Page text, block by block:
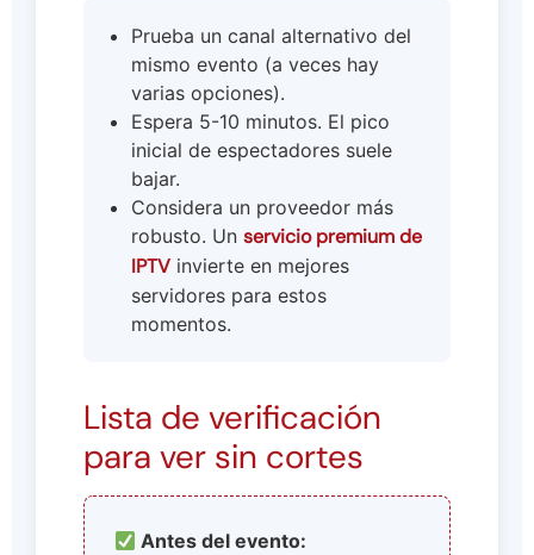
Prueba un canal alternativo del
mismo evento (a veces hay
varias opciones).
Espera 5-10 minutos. El pico
inicial de espectadores suele
bajar.
Considera un proveedor más
robusto. Un servicio premium de
IPTV invierte en mejores
servidores para estos
momentos.
Lista de verificación
para ver sin cortes
Antes del evento: